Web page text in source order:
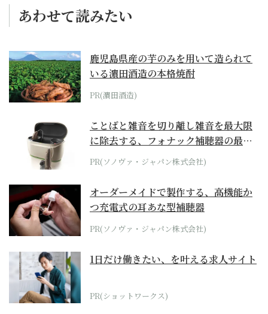
あわせて読みたい
鹿児島県産の芋のみを用いて造られて
いる濵田酒造の本格焼酎
PR(濵田酒造)
ことばと雑音を切り離し雑音を最大限
に除去する、フォナック補聴器の最上
位モデル
PR(ソノヴァ・ジャパン株式会社)
オーダーメイドで製作する、高機能か
つ充電式の耳あな型補聴器
PR(ソノヴァ・ジャパン株式会社)
1日だけ働きたい、を叶える求人サイト
PR(ショットワークス)